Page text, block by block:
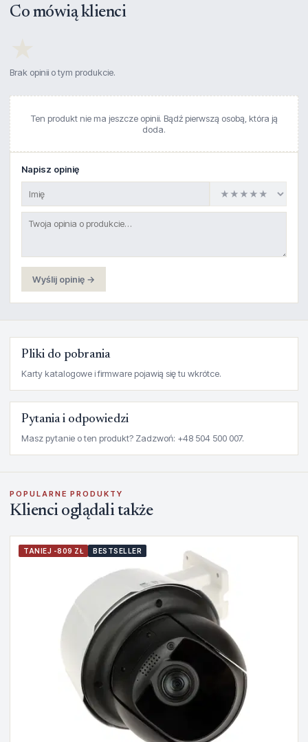
Co mówią klienci
Brak opinii o tym produkcie.
Ten produkt nie ma jeszcze opinii. Bądź pierwszą osobą, która ją
doda.
Napisz opinię
Wyślij opinię →
Pliki do pobrania
Karty katalogowe i firmware pojawią się tu wkrótce.
Pytania i odpowiedzi
Masz pytanie o ten produkt? Zadzwoń: +48 504 500 007.
POPULARNE PRODUKTY
Klienci oglądali także
TANIEJ -809 ZŁ BESTSELLER